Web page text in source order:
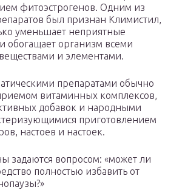
фитоэстрогенов. Одним из
был признан Климистил,
уменьшает неприятные
обогащает организм всеми
и элементами.
препаратами обычно
витаминных комплексов,
добавок и народными
приготовлением
настоев и настоек.
задаются вопросом: «может ли
полностью избавить от